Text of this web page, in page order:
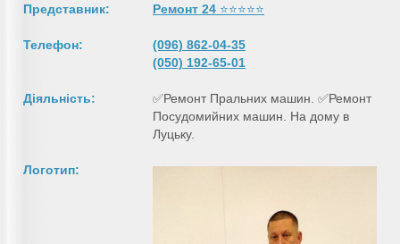
Представник: Ремонт 24 ⭐⭐⭐⭐⭐
Телефон:
(096) 862-04-35
(050) 192-65-01
Діяльність:
✅Ремонт Пральних машин. ✅Ремонт
Посудомийних машин. На дому в
Луцьку.
Логотип: